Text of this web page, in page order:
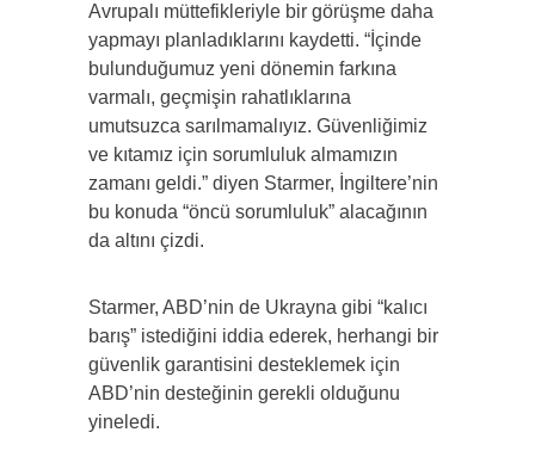
Avrupalı müttefikleriyle bir görüşme daha
yapmayı planladıklarını kaydetti. “İçinde
bulunduğumuz yeni dönemin farkına
varmalı, geçmişin rahatlıklarına
umutsuzca sarılmamalıyız. Güvenliğimiz
ve kıtamız için sorumluluk almamızın
zamanı geldi.” diyen Starmer, İngiltere’nin
bu konuda “öncü sorumluluk” alacağının
da altını çizdi.
Starmer, ABD’nin de Ukrayna gibi “kalıcı
barış” istediğini iddia ederek, herhangi bir
güvenlik garantisini desteklemek için
ABD’nin desteğinin gerekli olduğunu
yineledi.